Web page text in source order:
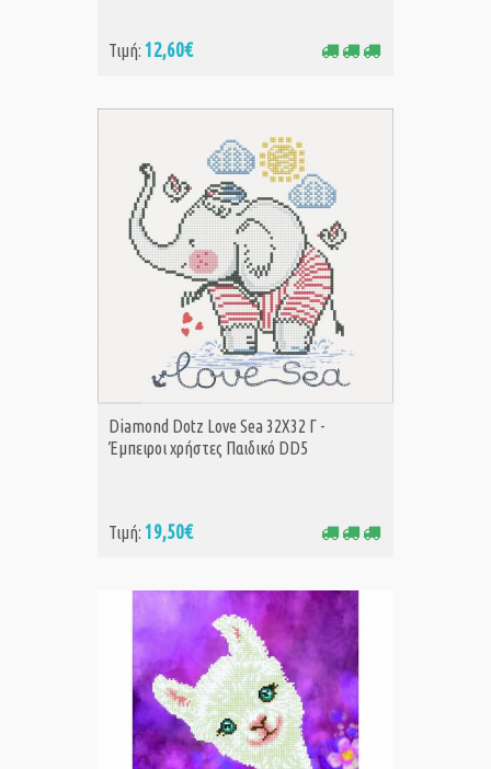
Τιμή: 12,60€
ΑΓΟΡΑ
Diamond Dotz Love Sea 32X32 Γ -
Έμπειροι χρήστες Παιδικό DD5
Τιμή: 19,50€